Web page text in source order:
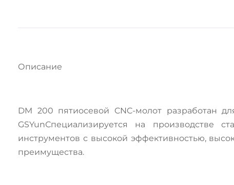
Описание
DM 200 пятиосевой CNC-молот разработан
GSYunСпециализируется на производстве
инструментов с высокой эффективностью,
преимущества.